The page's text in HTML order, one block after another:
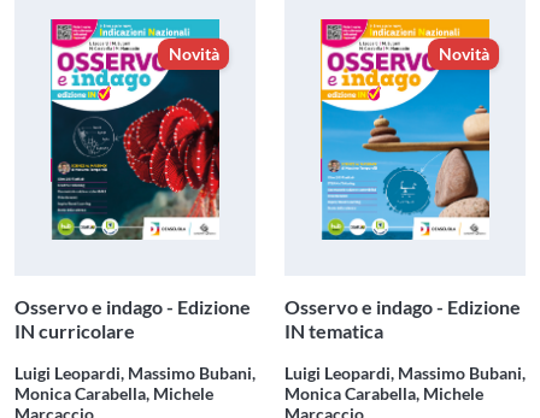
Novità
Osservo e indago - Edizione
IN curricolare
Luigi Leopardi, Massimo Bubani,
Monica Carabella, Michele
Marcaccio
Novità
Osservo e indago - Edizione
IN tematica
Luigi Leopardi, Massimo Bubani,
Monica Carabella, Michele
Marcaccio